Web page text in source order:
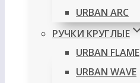
URBAN ARC
РУЧКИ КРУГЛЫЕ
URBAN FLAME
URBAN WAVE